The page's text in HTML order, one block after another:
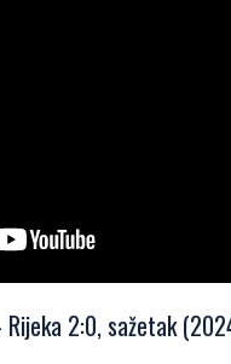
2:0, sažetak